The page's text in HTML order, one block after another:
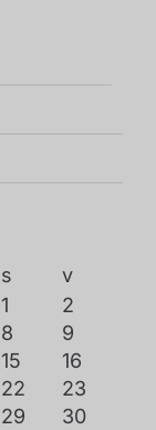
s
v
1
2
8
9
15
16
22
23
29
30